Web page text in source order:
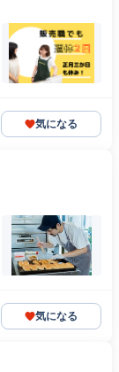
気になる
気になる